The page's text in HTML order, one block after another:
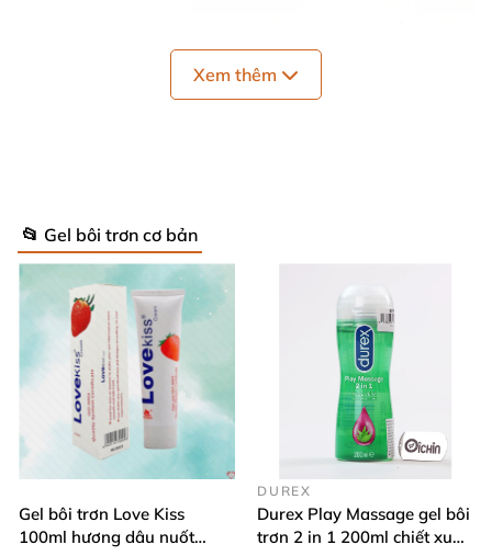
Gel bôi trơn KLY Jelly 82gr KLY2 đưa cảm xúc thăng hoa bất
Thông tin chi tiết
của Gel bôi trơn KLY Jelly
82gr KLY2
Xem thêm
📂 Gel bôi trơn cơ bản
Gel bôi trơn Love Kiss
100ml hương dâu nuốt
DUREX
Durex Play Massage gel bôi
trơn 2 in 1 200ml chiết xuất